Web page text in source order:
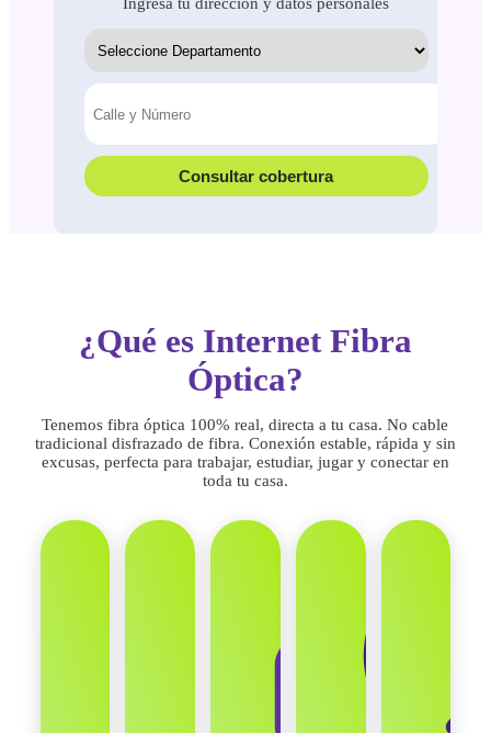
Ingresa tu dirección y datos personales
Consultar cobertura
¿Qué es Internet Fibra
Óptica?
Tenemos fibra óptica 100% real, directa a tu casa. No cable
tradicional disfrazado de fibra. Conexión estable, rápida y sin
excusas, perfecta para trabajar, estudiar, jugar y conectar en
toda tu casa.